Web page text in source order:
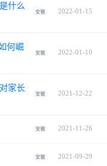
什么
安徽 2022-01-15
何崛
安徽 2022-01-10
家长
安徽 2021-12-22
安徽 2021-11-26
安徽 2021-09-29